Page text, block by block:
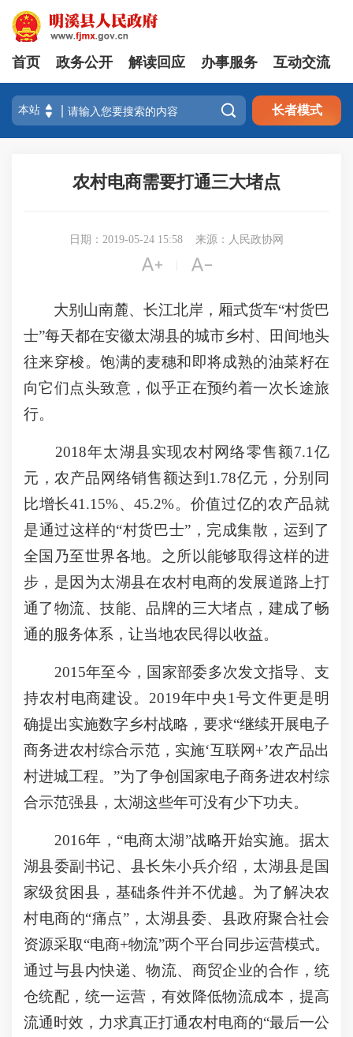
首页 政务公开 解读回应 办事服务 互动交流
 长者模式
农村电商需要打通三大堵点
日期：2019-05-24 15:58 来源：人民政协网
 
大别山南麓、长江北岸，厢式货车“村货巴
士”每天都在安徽太湖县的城市乡村、田间地头
往来穿梭。饱满的麦穗和即将成熟的油菜籽在
向它们点头致意，似乎正在预约着一次长途旅
行。
2018年太湖县实现农村网络零售额7.1亿
元，农产品网络销售额达到1.78亿元，分别同
比增长41.15%、45.2%。价值过亿的农产品就
是通过这样的“村货巴士”，完成集散，运到了
全国乃至世界各地。之所以能够取得这样的进
步，是因为太湖县在农村电商的发展道路上打
通了物流、技能、品牌的三大堵点，建成了畅
通的服务体系，让当地农民得以收益。
2015年至今，国家部委多次发文指导、支
持农村电商建设。2019年中央1号文件更是明
确提出实施数字乡村战略，要求“继续开展电子
商务进农村综合示范，实施‘互联网+’农产品出
村进城工程。”为了争创国家电子商务进农村综
合示范强县，太湖这些年可没有少下功夫。
2016年，“电商太湖”战略开始实施。据太
湖县委副书记、县长朱小兵介绍，太湖县是国
家级贫困县，基础条件并不优越。为了解决农
村电商的“痛点”，太湖县委、县政府聚合社会
资源采取“电商+物流”两个平台同步运营模式。
通过与县内快递、物流、商贸企业的合作，统
仓统配，统一运营，有效降低物流成本，提高
流通时效，力求真正打通农村电商的“最后一公